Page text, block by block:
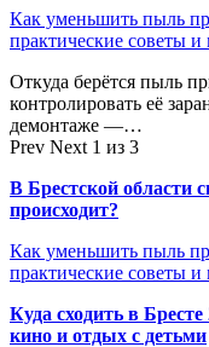
Как уменьшить пыль
практические советы
Откуда берётся пыль
контролировать её
демонтаже —…
Prev Next 1 из 3
В Брестской области
происходит?
Как уменьшить пыль
практические советы
Куда сходить в
кино и отдых с детьми